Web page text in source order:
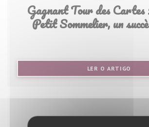
Gagnant Tour des
Petit Sommelier, un
LER O ARTIGO